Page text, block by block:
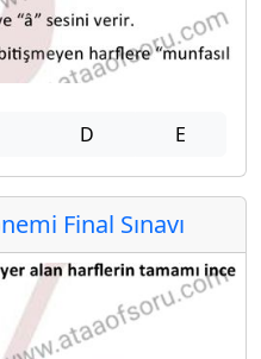
D E
Final Sınavı